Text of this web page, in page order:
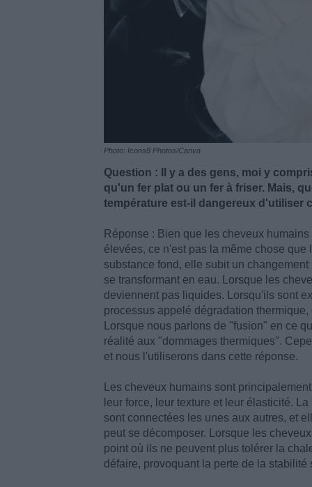
Photo: Icons8 Photos/Canva
Question : Il y a des gens, moi y
qu'un fer plat ou un fer à friser. Mais,
température est-il dangereux d'utiliser
Réponse : Bien que les cheveux
élevées, ce n'est pas la même chose
substance fond, elle subit un
se transformant en eau. Lorsque les
deviennent pas liquides. Lorsqu'ils sont
processus appelé dégradation
Lorsque nous parlons de "fusion" en ce
réalité aux "dommages thermiques".
et nous l'utiliserons dans cette réponse.
Les cheveux humains sont
leur force, leur texture et leur élasticité.
sont connectées les unes aux autres, et
peut se décomposer. Lorsque les
point où ils ne peuvent plus tolérer la
défaire, provoquant la perte de la